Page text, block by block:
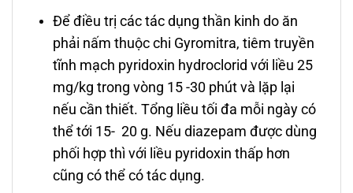
Để điều trị các tác dụng thần kinh do ăn
phải nấm thuộc chi Gyromitra, tiêm truyền
tĩnh mạch pyridoxin hydroclorid với liều 25
mg/kg trong vòng 15 -30 phút và lặp lại
nếu cần thiết. Tổng liều tối đa mỗi ngày có
thể tới 15- 20 g. Nếu diazepam được dùng
phối hợp thì với liều pyridoxin thấp hơn
cũng có thể có tác dụng.